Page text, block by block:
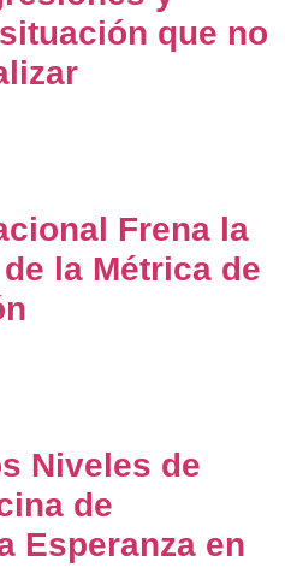
que no
Frena la
la Métrica de
Niveles de
de
Esperanza en